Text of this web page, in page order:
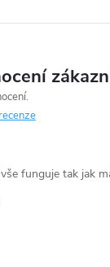
funguje tak jak